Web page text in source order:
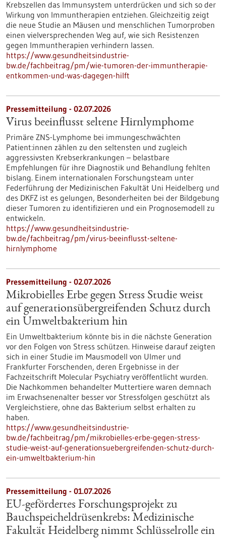
Krebszellen das Immunsystem unterdrücken und sich so der
Wirkung von Immuntherapien entziehen. Gleichzeitig zeigt
die neue Studie an Mäusen und menschlichen Tumorproben
einen vielversprechenden Weg auf, wie sich Resistenzen
gegen Immuntherapien verhindern lassen.
https://www.gesundheitsindustrie-
bw.de/fachbeitrag/pm/wie-tumoren-der-immuntherapie-
entkommen-und-was-dagegen-hilft
Pressemitteilung - 02.07.2026
Virus beeinflusst seltene Hirnlymphome
Primäre ZNS-Lymphome bei immungeschwächten
Patient:innen zählen zu den seltensten und zugleich
aggressivsten Krebserkrankungen – belastbare
Empfehlungen für ihre Diagnostik und Behandlung fehlten
bislang. Einem internationalen Forschungsteam unter
Federführung der Medizinischen Fakultät Uni Heidelberg und
des DKFZ ist es gelungen, Besonderheiten bei der Bildgebung
dieser Tumoren zu identifizieren und ein Prognosemodell zu
entwickeln.
https://www.gesundheitsindustrie-
bw.de/fachbeitrag/pm/virus-beeinflusst-seltene-
hirnlymphome
Pressemitteilung - 02.07.2026
Mikrobielles Erbe gegen Stress Studie weist
auf generationsübergreifenden Schutz durch
ein Umweltbakterium hin
Ein Umweltbakterium könnte bis in die nächste Generation
vor den Folgen von Stress schützen. Hinweise darauf zeigten
sich in einer Studie im Mausmodell von Ulmer und
Frankfurter Forschenden, deren Ergebnisse in der
Fachzeitschrift Molecular Psychiatry veröffentlicht wurden.
Die Nachkommen behandelter Muttertiere waren demnach
im Erwachsenenalter besser vor Stressfolgen geschützt als
Vergleichstiere, ohne das Bakterium selbst erhalten zu
haben.
https://www.gesundheitsindustrie-
bw.de/fachbeitrag/pm/mikrobielles-erbe-gegen-stress-
studie-weist-auf-generationsuebergreifenden-schutz-durch-
ein-umweltbakterium-hin
Pressemitteilung - 01.07.2026
EU-gefördertes Forschungsprojekt zu
Bauchspeicheldrüsenkrebs: Medizinische
Fakultät Heidelberg nimmt Schlüsselrolle ein